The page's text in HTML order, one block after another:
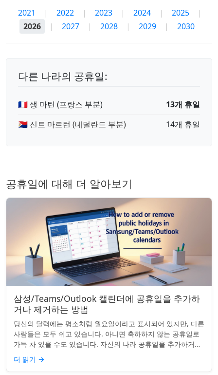
2021 | 2022 | 2023 | 2024 | 2025
|
2026
| 2027 | 2028 | 2029 | 2030
다른 나라의 공휴일:
🇲🇫 생 마틴 (프랑스 부분)
13개 휴일
🇸🇽 신트 마르턴 (네덜란드 부분)
14개 휴일
공휴일에 대해 더 알아보기
삼성/Teams/Outlook 캘린더에 공휴일을 추가하
거나 제거하는 방법
당신의 달력에는 평소처럼 월요일이라고 표시되어 있지만, 다른
사람들은 모두 쉬고 있습니다. 아니면 축하하지 않는 공휴일로
가득 차 있을 수도 있습니다. 자신의 나라 공휴일을 추가하거나
원하지 않는 공휴일을 정리하려는...
더 읽기 →